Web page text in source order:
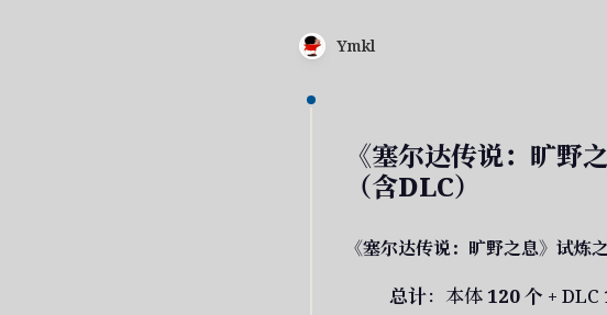
Ymkl
《塞尔达传说：旷野
（含DLC）
《塞尔达传说：旷野之息》试炼
总计：本体 120 个 + DLC